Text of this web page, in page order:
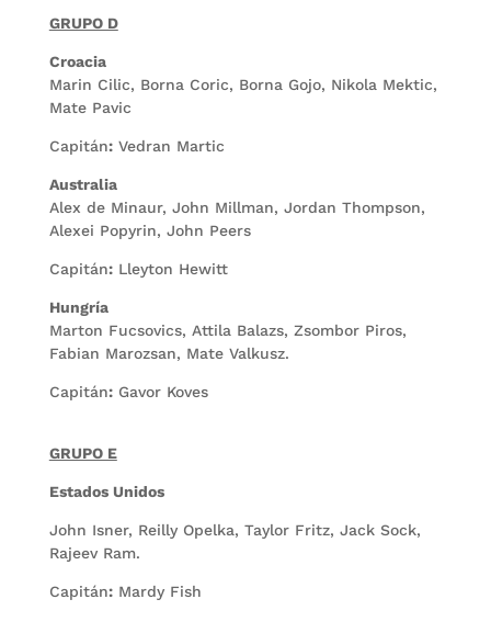
GRUPO D
Croacia
Marin Cilic, Borna Coric, Borna Gojo, Nikola Mektic,
Mate Pavic
Capitán:Vedran Martic
Australia
Alex de Minaur, John Millman, Jordan Thompson,
Alexei Popyrin, John Peers
Capitán:Lleyton Hewitt
Hungría
Marton Fucsovics, Attila Balazs, Zsombor Piros,
Fabian Marozsan, Mate Valkusz.
Capitán:Gavor Koves
GRUPO E
Estados Unidos
John Isner, Reilly Opelka, Taylor Fritz, Jack Sock,
Rajeev Ram.
Capitán:Mardy Fish